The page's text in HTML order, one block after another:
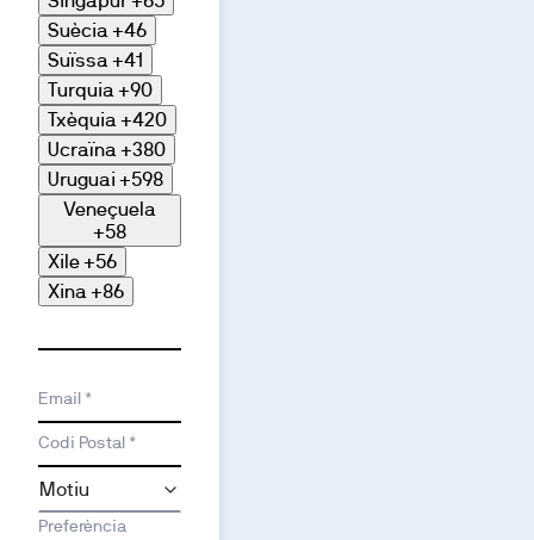
Suècia +46
Suïssa +41
Turquia +90
Txèquia +420
Ucraïna +380
Uruguai +598
Veneçuela
+58
Xile+56
Xina +86
Email *
Codi Postal *
Preferència